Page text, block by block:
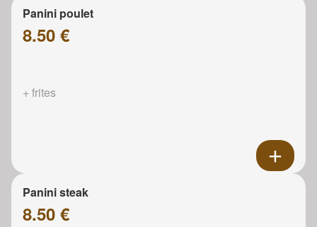
Panini poulet
8.50 €
+ frites
Panini steak
8.50 €